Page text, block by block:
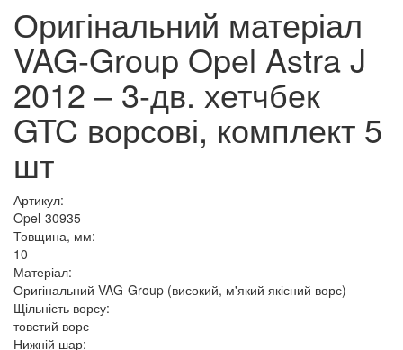
Оригінальний матеріал
VAG-Group Opel Astra J
2012 – 3-дв. хетчбек
GTC ворсові, комплект 5
шт
Артикул:
Opel-30935
Товщина, мм:
10
Матеріал:
Оригінальний VAG-Group (високий, м'який якісний ворс)
Щільність ворсу:
товстий ворс
Нижній шар: